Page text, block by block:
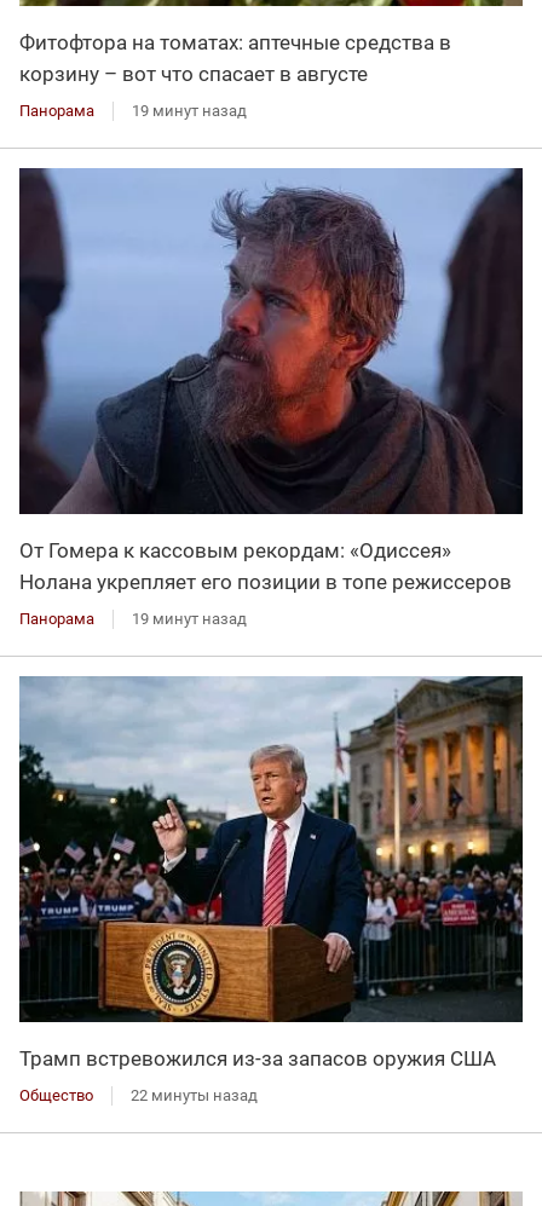
Фитофтора на томатах: аптечные средства в
корзину – вот что спасает в августе
Панорама 19 минут назад
От Гомера к кассовым рекордам: «Одиссея»
Нолана укрепляет его позиции в топе режиссеров
Панорама 19 минут назад
Трамп встревожился из-за запасов оружия США
Общество 22 минуты назад